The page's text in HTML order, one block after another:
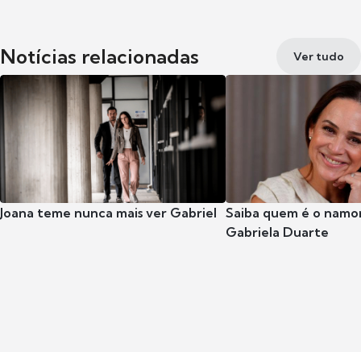
Notícias relacionadas Ver tudo
Joana teme nunca mais ver Gabriel Saiba quem é o
Gabriela Duarte